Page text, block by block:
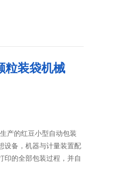
粒装袋机械
产的红豆小型自动包装
设备，机器与计量装置配
印的全部包装过程，并自